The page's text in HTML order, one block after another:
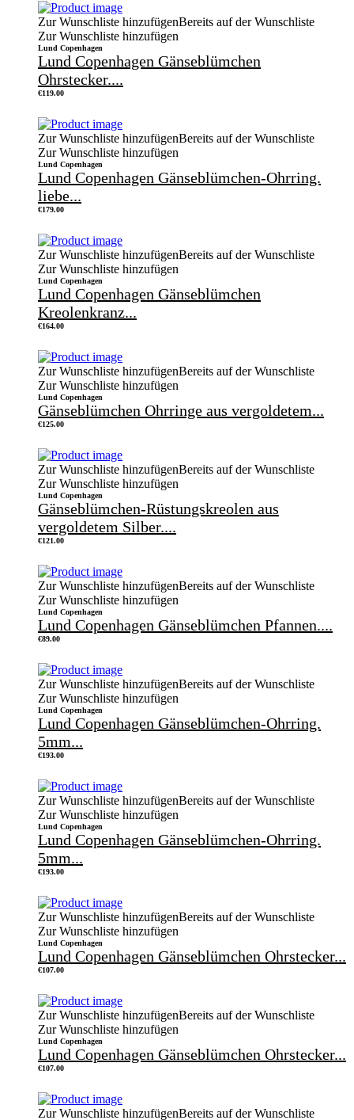
Zur Wunschliste hinzufügenBereits auf der Wunschliste
Zur Wunschliste hinzufügen
Lund Copenhagen
Lund Copenhagen Gänseblümchen
Ohrstecker....
€119.00
Zur Wunschliste hinzufügenBereits auf der Wunschliste
Zur Wunschliste hinzufügen
Lund Copenhagen
Lund Copenhagen Gänseblümchen-Ohrring.
liebe...
€179.00
Zur Wunschliste hinzufügenBereits auf der Wunschliste
Zur Wunschliste hinzufügen
Lund Copenhagen
Lund Copenhagen Gänseblümchen
Kreolenkranz...
€164.00
Zur Wunschliste hinzufügenBereits auf der Wunschliste
Zur Wunschliste hinzufügen
Lund Copenhagen
Gänseblümchen Ohrringe aus vergoldetem...
€125.00
Zur Wunschliste hinzufügenBereits auf der Wunschliste
Zur Wunschliste hinzufügen
Lund Copenhagen
Gänseblümchen-Rüstungskreolen aus
vergoldetem Silber....
€121.00
Zur Wunschliste hinzufügenBereits auf der Wunschliste
Zur Wunschliste hinzufügen
Lund Copenhagen
Lund Copenhagen Gänseblümchen Pfannen....
€89.00
Zur Wunschliste hinzufügenBereits auf der Wunschliste
Zur Wunschliste hinzufügen
Lund Copenhagen
Lund Copenhagen Gänseblümchen-Ohrring.
5mm...
€193.00
Zur Wunschliste hinzufügenBereits auf der Wunschliste
Zur Wunschliste hinzufügen
Lund Copenhagen
Lund Copenhagen Gänseblümchen-Ohrring.
5mm...
€193.00
Zur Wunschliste hinzufügenBereits auf der Wunschliste
Zur Wunschliste hinzufügen
Lund Copenhagen
Lund Copenhagen Gänseblümchen Ohrstecker...
€107.00
Zur Wunschliste hinzufügenBereits auf der Wunschliste
Zur Wunschliste hinzufügen
Lund Copenhagen
Lund Copenhagen Gänseblümchen Ohrstecker...
€107.00
Zur Wunschliste hinzufügenBereits auf der Wunschliste